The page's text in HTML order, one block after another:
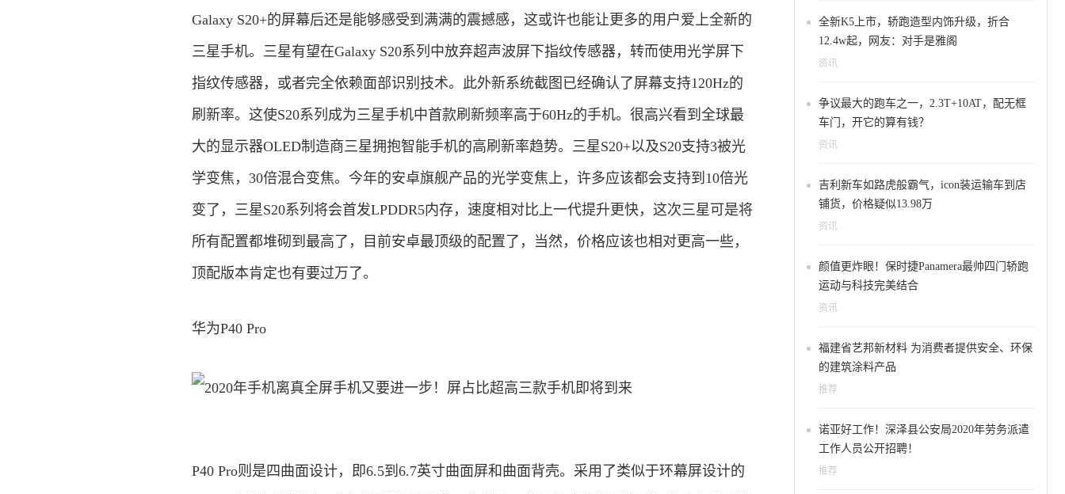
Galaxy S20+的屏幕后还是能够感受到满满的震撼感，这或许也能让更多的用户爱上全新的
三星手机。三星有望在Galaxy S20系列中放弃超声波屏下指纹传感器，转而使用光学屏下
指纹传感器，或者完全依赖面部识别技术。此外新系统截图已经确认了屏幕支持120Hz的
刷新率。这使S20系列成为三星手机中首款刷新频率高于60Hz的手机。很高兴看到全球最
大的显示器OLED制造商三星拥抱智能手机的高刷新率趋势。三星S20+以及S20支持3被光
学变焦，30倍混合变焦。今年的安卓旗舰产品的光学变焦上，许多应该都会支持到10倍光
变了，三星S20系列将会首发LPDDR5内存，速度相对比上一代提升更快，这次三星可是将
所有配置都堆砌到最高了，目前安卓最顶级的配置了，当然，价格应该也相对更高一些，
顶配版本肯定也有要过万了。
华为P40 Pro
P40 Pro则是四曲面设计，即6.5到6.7英寸曲面屏和曲面背壳。采用了类似于环幕屏设计的
全新K5上市，轿跑造型内饰升级，折合
12.4w起，网友：对手是雅阁
资讯
争议最大的跑车之一，2.3T+10AT，配无框
车门，开它的算有钱？
资讯
吉利新车如路虎般霸气，icon装运输车到店
铺货，价格疑似13.98万
资讯
颜值更炸眼！保时捷Panamera最帅四门轿跑
运动与科技完美结合
资讯
福建省艺邦新材料 为消费者提供安全、环保
的建筑涂料产品
推荐
诺亚好工作！深泽县公安局2020年劳务派遣
工作人员公开招聘！
推荐